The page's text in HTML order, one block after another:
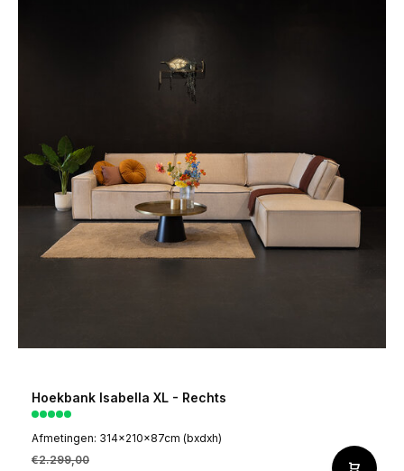
Hoekbank Isabella XL - Rechts
Afmetingen: 314x210x87cm (bxdxh)
€2.299,00